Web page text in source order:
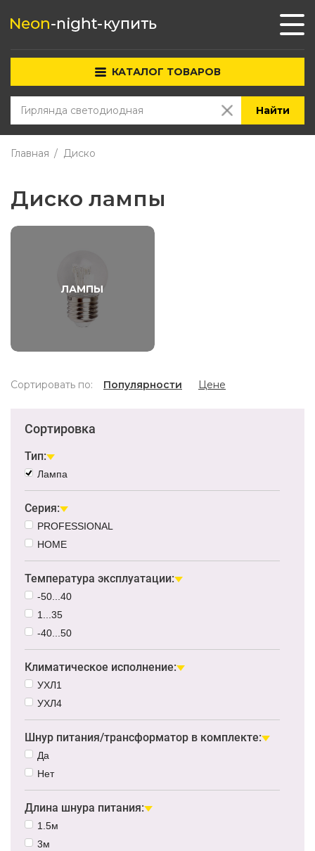
КАТАЛОГ ТОВАРОВ
Найти
Главная Диско
Диско лампы
ЛАМПЫ
Сортировать по: Популярности Цене
Сортировка
Тип:
Лампа
Серия:
PROFESSIONAL
HOME
Температура эксплуатации:
-50...40
1...35
-40...50
Климатическое исполнение:
УХЛ1
УХЛ4
Шнур питания/трансформатор в комплекте:
Да
Нет
Длина шнура питания:
1.5м
3м